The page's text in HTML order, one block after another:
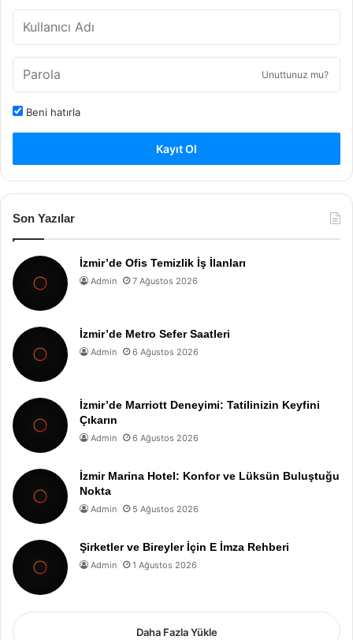
Unuttunuz mu?
Beni hatırla
Kayıt Ol
Son Yazılar
İzmir’de Ofis Temizlik İş İlanları
Admin 7 Ağustos 2026
İzmir’de Metro Sefer Saatleri
Admin 6 Ağustos 2026
İzmir’de Marriott Deneyimi: Tatilinizin Keyfini
Çıkarın
Admin 6 Ağustos 2026
İzmir Marina Hotel: Konfor ve Lüksün Buluştuğu
Nokta
Admin 5 Ağustos 2026
Şirketler ve Bireyler İçin E İmza Rehberi
Admin 1 Ağustos 2026
Daha Fazla Yükle